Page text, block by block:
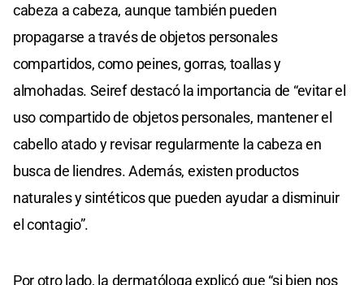
cabeza a cabeza, aunque también pueden
propagarse a través de objetos personales
compartidos, como peines, gorras, toallas y
almohadas. Seiref destacó la importancia de “evitar el
uso compartido de objetos personales, mantener el
cabello atado y revisar regularmente la cabeza en
busca de liendres. Además, existen productos
naturales y sintéticos que pueden ayudar a disminuir
el contagio”.
Por otro lado, la dermatóloga explicó que “si bien nos